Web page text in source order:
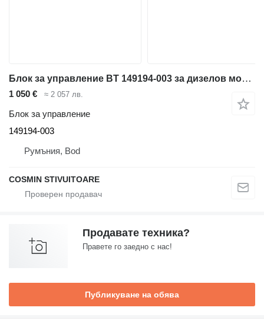
Блок за управление BT 149194-003 за дизелов мотокар BT
1 050 € ≈ 2 057 лв.
Блок за управление
149194-003
Румъния, Bod
COSMIN STIVUITOARE
Продавате техника?
Правете го заедно с нас!
Публикуване на обява